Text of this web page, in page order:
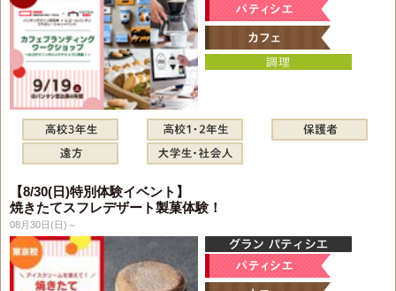
【8/30(日)特別体験イベント】
焼きたてスフレデザート製菓体験！
08月30日(日)～